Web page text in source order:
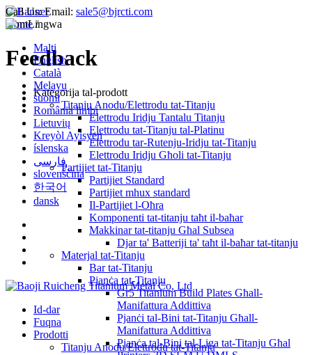
Call Us: Email: sale5@bjrcti.com
Lingwa
Malti
English
Català
Melayu
suomi
România limbi
Lietuvių
Kreyòl Ayisyen
íslenska
فارسی
slovenščina
한국어
dansk
Id-dar
Fuqna
Prodotti
Titanju Anodu/Elettrodu tat-Titanju
Home/
Feedback
Kategorija tal-prodott
Titanju Anodu/Elettrodu tat-Titanju
Elettrodu Iridju Tantalu Titanju
Elettrodu tat-Titanju tal-Platinu
Elettrodu tar-Rutenju-Iridju tat-Titanju
Elettrodu Iridju Għoli tat-Titanju
Partijiet tat-Titanju
Partijiet Standard
Partijiet mhux standard
Il-Partijiet l-Oħra
Komponenti tat-titanju taħt il-baħar
Makkinar tat-titanju Għal Subsea
Djar ta' Batteriji ta' taħt il-baħar tat-titanju
Materjal tat-Titanju
Bar tat-Titanju
Pjanċa tat-Titanju
Gr5 Titanium Build Plates Għall-
Manifattura Addittiva
Pjanċi tal-Bini tat-Titanju Għall-
Manifattura Addittiva
Pjanċa tal-Bini tal-Liga tat-Titanju Għal